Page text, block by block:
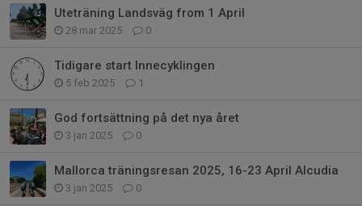
Uteträning Landsväg from 1 April
28 mar 2025 0
Tidigare start Innecyklingen
5 feb 2025 1
God fortsättning på det nya året
3 jan 2025 0
Mallorca träningsresan 2025, 16-23 April Alcudia
3 jan 2025 0